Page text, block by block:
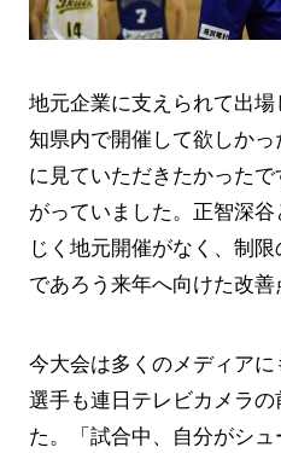
地元企業に支えられて出
知県内で開催して欲しか
に見ていただきたかった
がっていました。正智深
じく地元開催がなく、制
であろう来年へ向けた改善
今大会は多くのメディア
選手も連日テレビカメラ
た。「試合中、自分がシ